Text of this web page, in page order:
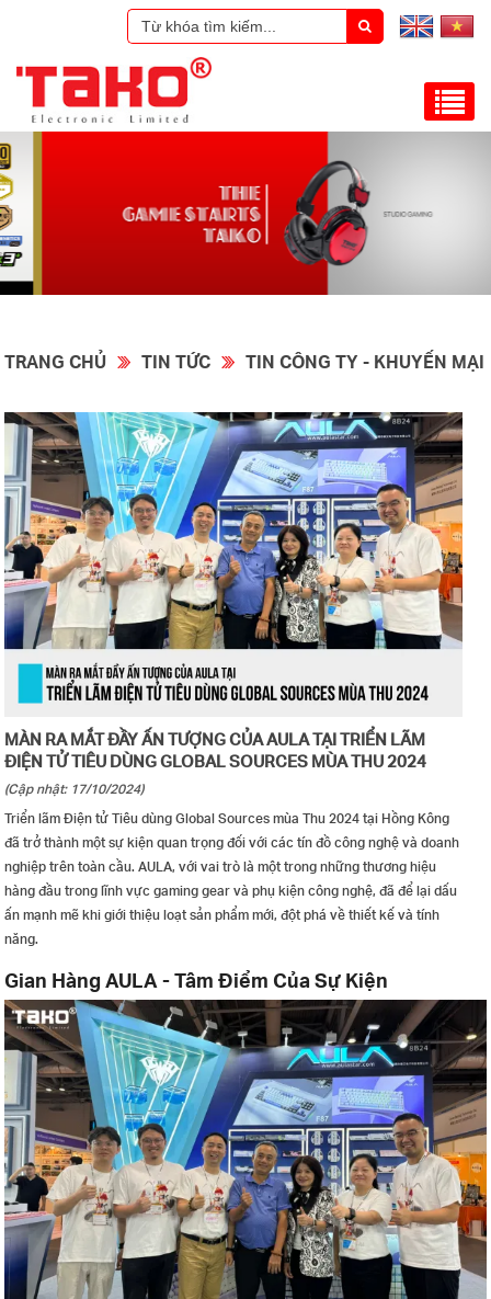
TRANG CHỦ TIN TỨC TIN CÔNG TY - KHUYẾN MẠI
MÀN RA MẮT ĐẦY ẤN TƯỢNG CỦA AULA TẠI TRIỂN LÃM
ĐIỆN TỬ TIÊU DÙNG GLOBAL SOURCES MÙA THU 2024
(Cập nhật: 17/10/2024)
Triển lãm Điện tử Tiêu dùng Global Sources mùa Thu 2024 tại Hồng Kông
đã trở thành một sự kiện quan trọng đối với các tín đồ công nghệ và doanh
nghiệp trên toàn cầu. AULA, với vai trò là một trong những thương hiệu
hàng đầu trong lĩnh vực gaming gear và phụ kiện công nghệ, đã để lại dấu
ấn mạnh mẽ khi giới thiệu loạt sản phẩm mới, đột phá về thiết kế và tính
năng.
Gian Hàng AULA - Tâm Điểm Của Sự Kiện